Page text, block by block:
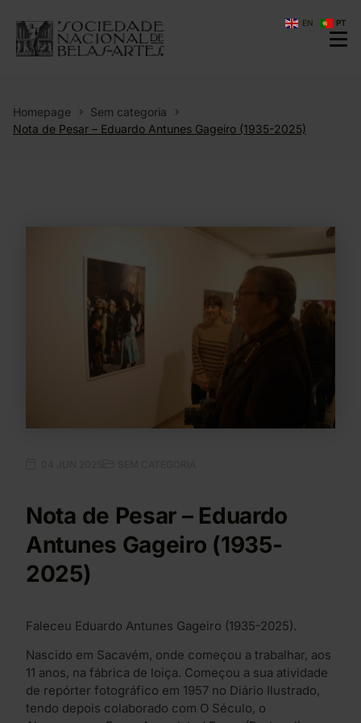
Homepage
Sem categoria
Nota de Pesar – Eduardo Antunes Gageiro (1935-2025)
Nota de Pesar – Eduardo
Antunes Gageiro (1935-
2025)
Faleceu Eduardo Antunes Gageiro (1935-2025).
Nascido em Sacavém, onde começou a trabalhar, aos
11 anos, na fábrica de loiça. Começou a sua atividade
de repórter fotográfico em 1957 no Diário Ilustrado,
tendo depois colaborado com O Século, o
EN PT